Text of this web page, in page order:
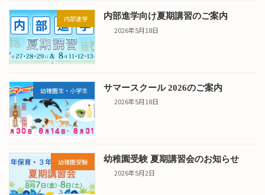
内部進学 内部進学向け夏期講習のご案内
2026年5月18日
幼稚園生・小学生 サマースクール 2026のご案内
2026年5月18日
幼稚園受験 幼稚園受験 夏期講習会のお知らせ
2026年5月2日